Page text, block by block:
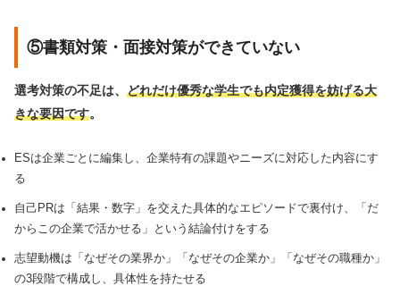
⑤書類対策・面接対策ができていない
選考対策の不足は、 どれだけ優秀な学生でも内定獲得を妨げる大
きな要因です。
ESは企業ごとに編集し、企業特有の課題やニーズに対応した内容にす
る
自己PRは「結果・数字」を交えた具体的なエピソードで裏付け、「だ
からこの企業で活かせる」という結論付けをする
志望動機は「なぜその業界か」「なぜその企業か」「なぜその職種か」
の3段階で構成し、具体性を持たせる